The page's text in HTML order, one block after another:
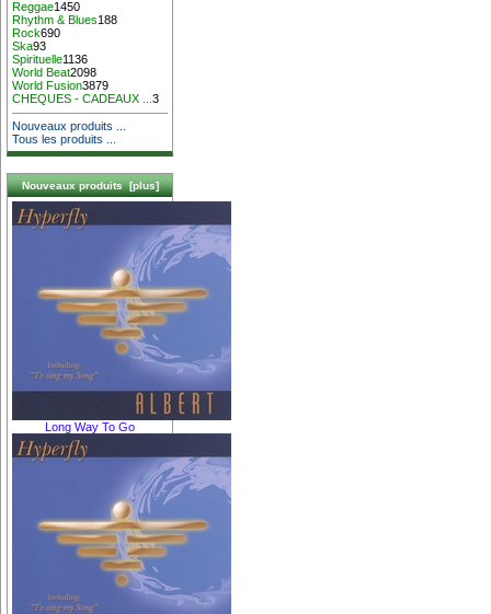
Reggae1450
Rhythm & Blues188
Rock690
Ska93
Spirituelle1136
World Beat2098
World Fusion3879
CHEQUES - CADEAUX ...3
Nouveaux produits ...
Tous les produits ...
Nouveaux produits [plus]
Long Way To Go